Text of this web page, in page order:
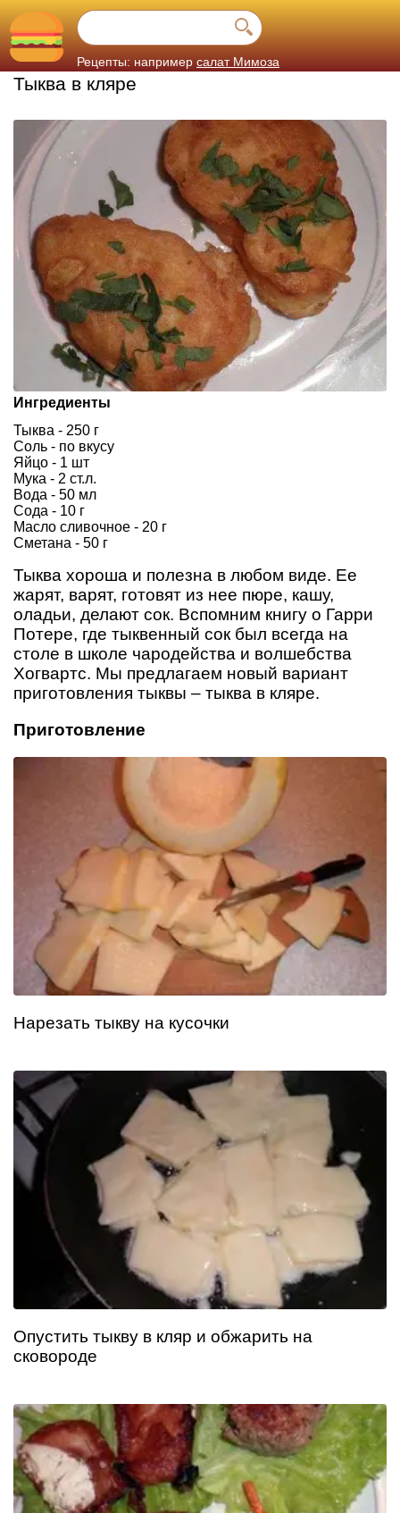
Рецепты: например салат Мимоза
Тыква в кляре
Ингредиенты
Тыква - 250 г
Соль - по вкусу
Яйцо - 1 шт
Мука - 2 ст.л.
Вода - 50 мл
Сода - 10 г
Масло сливочное - 20 г
Сметана - 50 г
Тыква хороша и полезна в любом виде. Ее
жарят, варят, готовят из нее пюре, кашу,
оладьи, делают сок. Вспомним книгу о Гарри
Потере, где тыквенный сок был всегда на
столе в школе чародейства и волшебства
Хогвартс. Мы предлагаем новый вариант
приготовления тыквы – тыква в кляре.
Приготовление
Нарезать тыкву на кусочки
Опустить тыкву в кляр и обжарить на
сковороде